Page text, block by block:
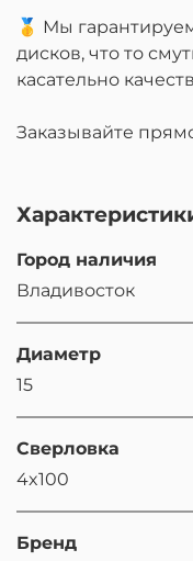
🥇 Мы
дисков, что то
касательно
Заказывайте
Город наличия
Владивосток
Диаметр
15
Сверловка
4x100
Бренд